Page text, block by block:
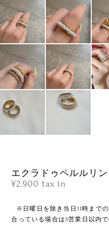
エクラドゥペルルリ
¥2,900 tax in
ㅤㅤㅤㅤㅤㅤㅤㅤ※日曜日を除き当日
合っている場合は3営業日以内